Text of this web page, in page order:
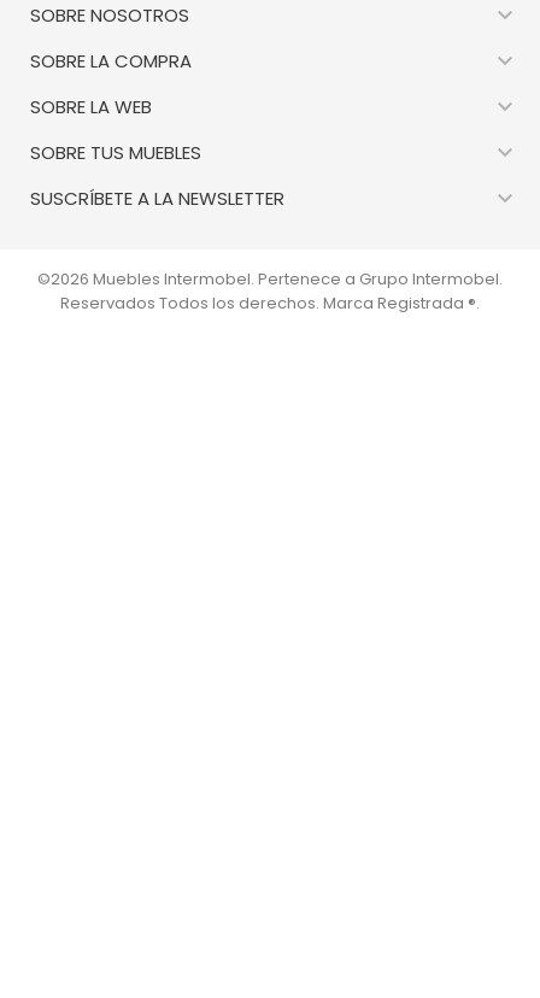
SOBRE NOSOTROS 
SOBRE LA COMPRA 
SOBRE LA WEB 
SOBRE TUS MUEBLES 
SUSCRÍBETE A LA NEWSLETTER 
©2026 Muebles Intermobel. Pertenece a Grupo Intermobel.
Reservados Todos los derechos. Marca Registrada ®.